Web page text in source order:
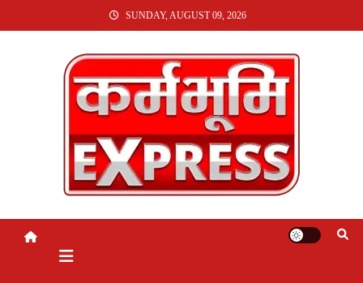
TO
SUNDAY, AUGUST 09, 2026
KARMABHUMI EXPRESS